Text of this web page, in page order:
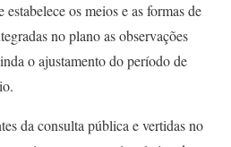
os meios e as formas de
no plano as observações
o ajustamento do período de
da consulta pública e vertidas no